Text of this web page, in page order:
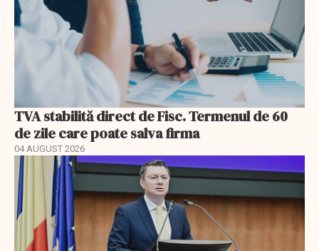
TVA stabilită direct de Fisc. Termenul de 60
de zile care poate salva firma
04 AUGUST 2026